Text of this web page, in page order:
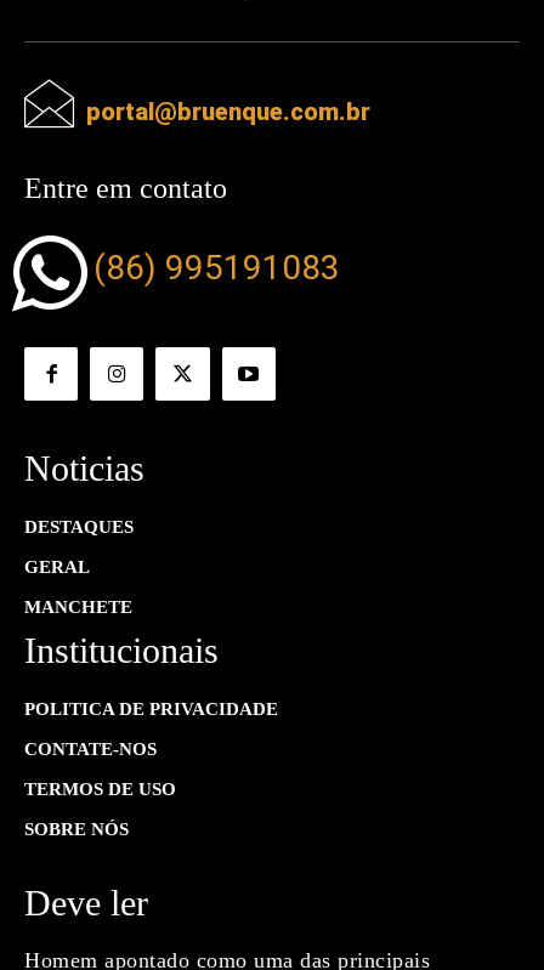
portal@bruenque.com.br
Entre em contato
(86) 995191083
Noticias
DESTAQUES
GERAL
MANCHETE
Institucionais
POLITICA DE PRIVACIDADE
CONTATE-NOS
TERMOS DE USO
SOBRE NÓS
Deve ler
Homem apontado como uma das principais